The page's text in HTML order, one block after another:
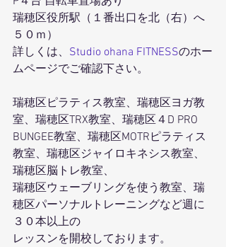
瑞穂区役所駅（１番出口を北（右）へ
５０ｍ）
詳しくは、 Studio ohana FITNESSのホー
ムページでご確認下さい。
瑞穂区ピラティス教室、瑞穂区ヨガ教
室、瑞穂区TRX教室、瑞穂区４D PRO
BUNGEE教室、瑞穂区MOTRピラティス
教室、瑞穂区ジャイロキネシス教室、
瑞穂区脳トレ教室、
瑞穂区ウェーブリングを使う教室、瑞
穂区パーソナルトレーニングなど週に
３０本以上の
レッスンを開校しております。